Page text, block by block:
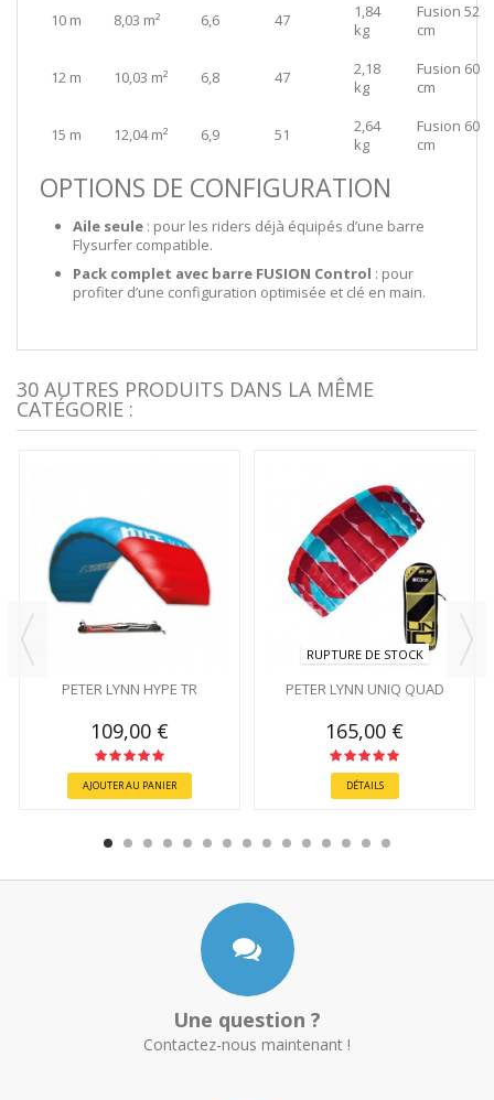
10 m 8,03 m² 6,6 47
1,84
kg
Fusion 52
cm
12 m 10,03 m² 6,8 47
2,18
kg
Fusion 60
cm
15 m 12,04 m² 6,9 51
2,64
kg
Fusion 60
cm
OPTIONS DE CONFIGURATION
Aile seule : pour les riders déjà équipés d’une barre
Flysurfer compatible.
Pack complet avec barre FUSION Control : pour
profiter d’une configuration optimisée et clé en main.
30 AUTRES PRODUITS DANS LA MÊME
CATÉGORIE :
PETER LYNN HYPE TR
109,00 €
AJOUTER AU PANIER
RUPTURE DE STOCK
PETER LYNN UNIQ QUAD
165,00 €
DÉTAILS
Une question ?
Contactez-nous maintenant !